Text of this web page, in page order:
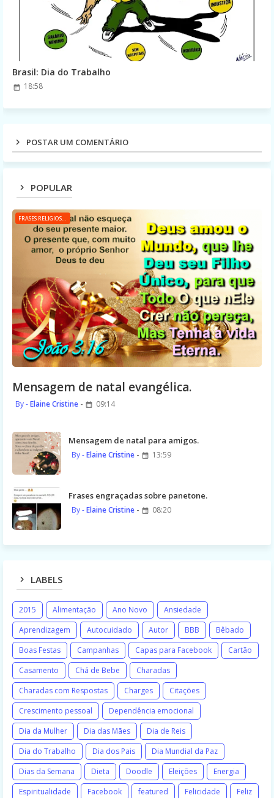
Brasil: Dia do Trabalho
18:58
POSTAR UM COMENTÁRIO
POPULAR
FRASES RELIGIOSAS
Mensagem de natal evangélica.
Elaine Cristine 09:14
Mensagem de natal para amigos.
Elaine Cristine 13:59
Frases engraçadas sobre panetone.
Elaine Cristine 08:20
LABELS
2015 Alimentação Ano Novo
Ansiedade
Aprendizagem
Autocuidado Autor BBB
Bêbado
Boas Festas
Campanhas Capas para Facebook
Cartão
Casamento
Chá de Bebe
Charadas
Charadas com Respostas
Charges
Citações
Crescimento pessoal
Dependência emocional
Dia da Mulher
Dia das Mães
Dia de Reis
Dia do Trabalho
Dia dos Pais
Dia Mundial da Paz
Dias da Semana
Dieta Doodle Eleições
Energia
Espiritualidade
Facebook featured Felicidade Feliz